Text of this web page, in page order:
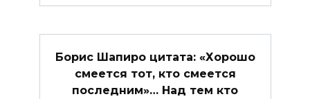
Борис Шапиро цитата: «Хорошо
смеется тот, кто смеется
последним»… Над тем кто